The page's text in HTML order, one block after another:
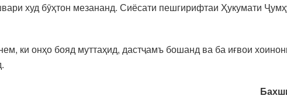
худ бӯҳтон мезананд. Сиёсати пешгирифтаи Ҳукумати
ки онҳо бояд муттаҳид, дастҷамъ бошанд ва ба иғвои